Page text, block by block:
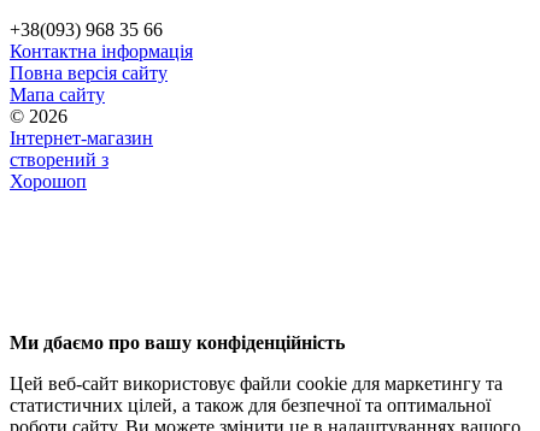
+38(093) 968 35 66
Контактна інформація
Повна версія сайту
Мапа сайту
© 2026
Інтернет-магазин
створений з
Хорошоп
Ми дбаємо про вашу конфіденційність
Цей веб-сайт використовує файли cookie для маркетингу та
статистичних цілей, а також для безпечної та оптимальної
роботи сайту. Ви можете змінити це в налаштуваннях вашого